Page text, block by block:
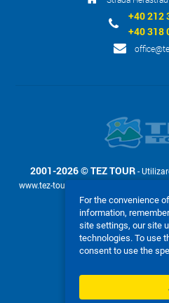
+40 212
+40 318
2001-2026 © TEZ TOUR -
www.tez-tour.ro permis doar la cerere
TEZ
For the convenience
information,
site settings, our site
technologies. To use
consent to use the